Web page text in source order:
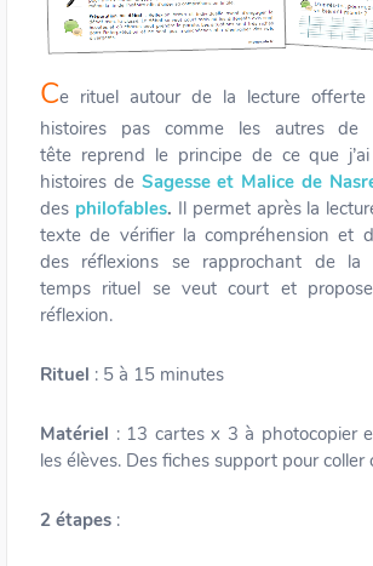
Ce rituel autour de la lecture
histoires pas comme les autres de
tête reprend le principe de ce que
histoires de Sagesse et Malice de
des philofables. Il permet après la
texte de vérifier la compréhension et
des réflexions se rapprochant de la
temps rituel se veut court et
réflexion.
Rituel : 5 à 15 minutes
Matériel : 13 cartes x 3 à photocopier
les élèves. Des fiches support pour coller
2 étapes :